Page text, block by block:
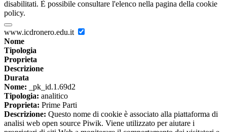
disabilitati. È possibile consultare l'elenco nella pagina della cookie
policy.
www.icdronero.edu.it
Nome
Tipologia
Proprieta
Descrizione
Durata
Nome: _pk_id.1.69d2
Tipologia: analitico
Proprieta: Prime Parti
Descrizione: Questo nome di cookie è associato alla piattaforma di
analisi web open source Piwik. Viene utilizzato per aiutare i